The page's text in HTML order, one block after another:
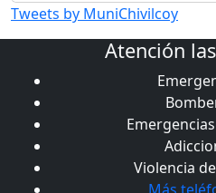
Tweets by MuniChivilcoy
Atención
Violencia